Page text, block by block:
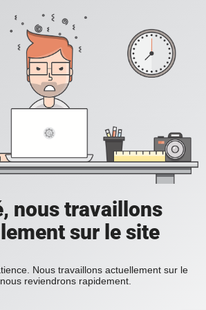
nous travaillons
sur le site
Nous travaillons actuellement sur le
reviendrons rapidement.